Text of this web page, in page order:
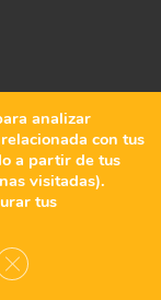
analizar
con tus
a partir de tus
visitadas).
tus
Cerrar el banner de